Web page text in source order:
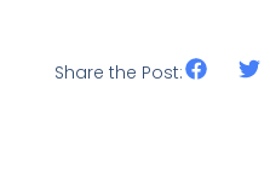
Share the Post: